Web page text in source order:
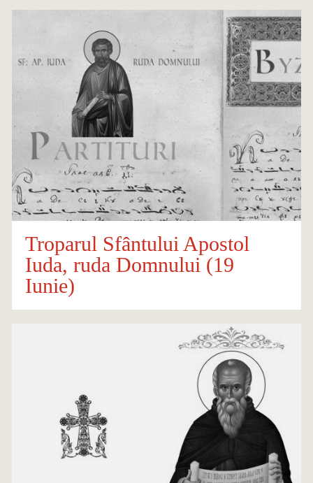
Troparul Sfântului Apostol
Iuda, ruda Domnului (19
Iunie)